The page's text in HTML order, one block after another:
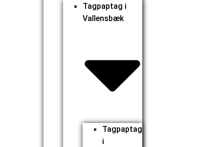
Tagpaptag i
Vallensbæk
Tagpaptag
i